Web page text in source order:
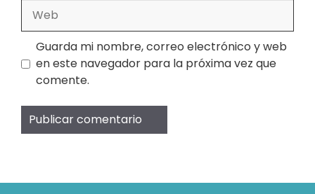
Guarda mi nombre, correo electrónico y web
en este navegador para la próxima vez que
comente.